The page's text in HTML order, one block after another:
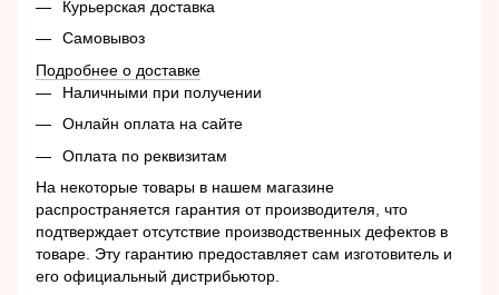
Курьерская доставка
Самовывоз
Подробнее о доставке
Наличными при получении
Онлайн оплата на сайте
Оплата по реквизитам
На некоторые товары в нашем магазине
распространяется гарантия от производителя, что
подтверждает отсутствие производственных дефектов в
товаре. Эту гарантию предоставляет сам изготовитель и
его официальный дистрибьютор.